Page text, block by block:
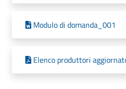
Modulo di domanda_001
Elenco produttori